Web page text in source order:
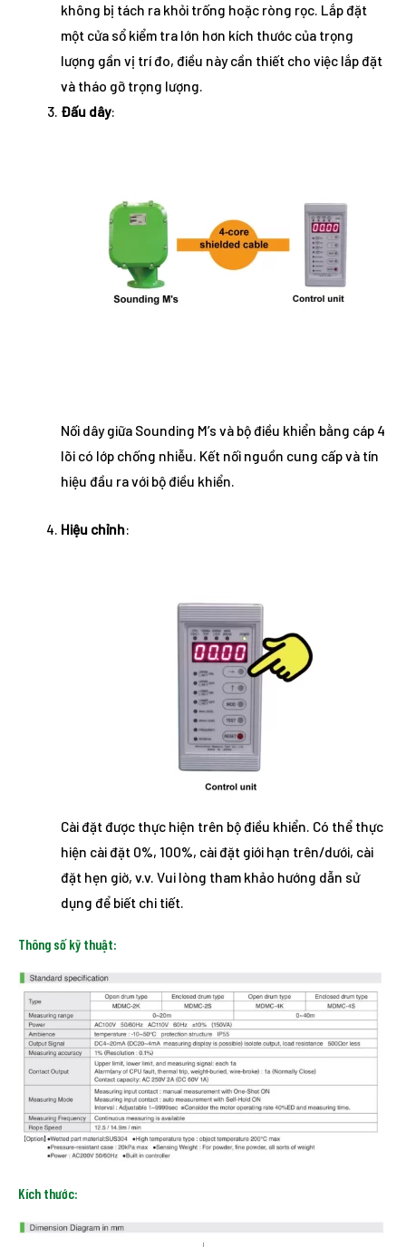
không bị tách ra khỏi trống hoặc ròng rọc. Lắp đặt
một cửa sổ kiểm tra lớn hơn kích thước của trọng
lượng gần vị trí đo, điều này cần thiết cho việc lắp đặt
và tháo gỡ trọng lượng.
Đấu dây:
Nối dây giữa Sounding M’s và bộ điều khiển bằng cáp 4
lõi có lớp chống nhiễu. Kết nối nguồn cung cấp và tín
hiệu đầu ra với bộ điều khiển.
Hiệu chỉnh:
Cài đặt được thực hiện trên bộ điều khiển. Có thể thực
hiện cài đặt 0%, 100%, cài đặt giới hạn trên/dưới, cài
đặt hẹn giờ, v.v. Vui lòng tham khảo hướng dẫn sử
dụng để biết chi tiết.
Thông số kỹ thuật:
Kích thước: